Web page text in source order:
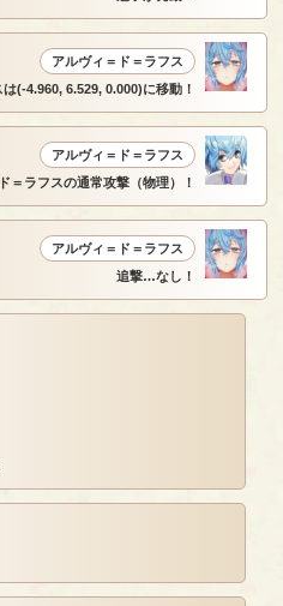
アルヴィ＝ド＝ラフス
(-4.960, 6.529, 0.000)に移動！
アルヴィ＝ド＝ラフス
＝ラフスの通常攻撃（物理）！
アルヴィ＝ド＝ラフス
追撃…なし！